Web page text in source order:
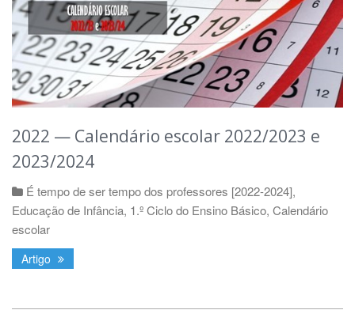
2022 — Calendário escolar 2022/2023 e
2023/2024
É tempo de ser tempo dos professores [2022-2024],
Educação de Infância, 1.º Ciclo do Ensino Básico, Calendário
escolar
Artigo